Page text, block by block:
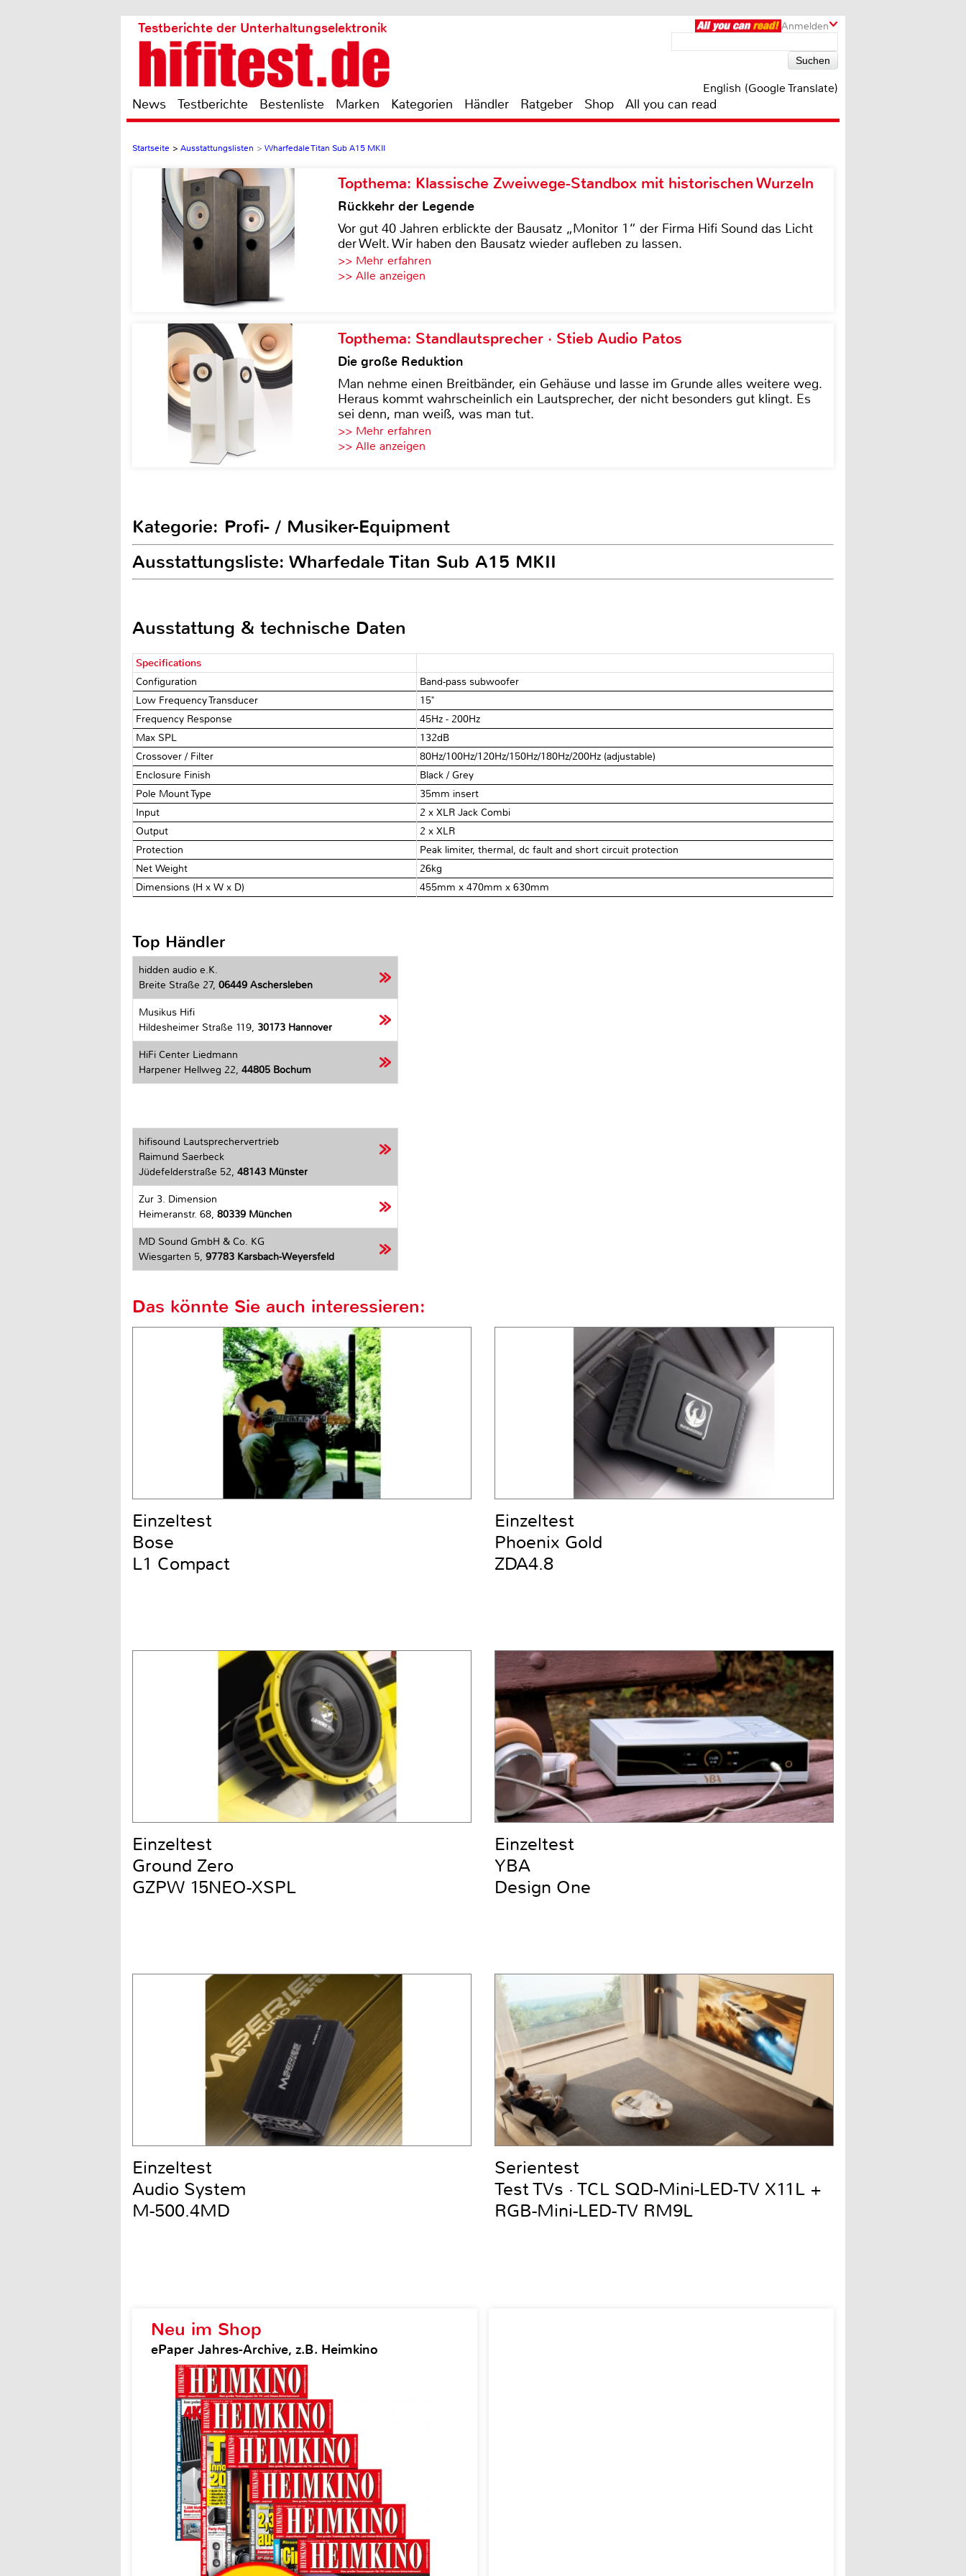
Anmelden
Testberichte der Unterhaltungselektronik
English (Google Translate)
News Testberichte Bestenliste Marken Kategorien Händler Ratgeber Shop All you can read
Startseite > Ausstattungslisten > Wharfedale Titan Sub A15 MKII
Topthema: Klassische Zweiwege-Standbox mit historischen Wurzeln
Rückkehr der Legende
Vor gut 40 Jahren erblickte der Bausatz „Monitor 1“ der Firma Hifi Sound das Licht
der Welt. Wir haben den Bausatz wieder aufleben zu lassen.
>> Mehr erfahren
>> Alle anzeigen
Topthema: Standlautsprecher · Stieb Audio Patos
Die große Reduktion
Man nehme einen Breitbänder, ein Gehäuse und lasse im Grunde alles weitere weg.
Heraus kommt wahrscheinlich ein Lautsprecher, der nicht besonders gut klingt. Es
sei denn, man weiß, was man tut.
>> Mehr erfahren
>> Alle anzeigen
Kategorie: Profi- / Musiker-Equipment
Ausstattungsliste: Wharfedale Titan Sub A15 MKII
Ausstattung & technische Daten
Specifications
Configuration
Band-pass subwoofer
Low Frequency Transducer
15"
Frequency Response
45Hz - 200Hz
Max SPL
132dB
Crossover / Filter
80Hz/100Hz/120Hz/150Hz/180Hz/200Hz (adjustable)
Enclosure Finish
Black / Grey
Pole Mount Type
35mm insert
Input
2 x XLR Jack Combi
Output
2 x XLR
Protection
Peak limiter, thermal, dc fault and short circuit protection
Net Weight
26kg
Dimensions (H x W x D)
455mm x 470mm x 630mm
Top Händler
hidden audio e.K.
Breite Straße 27, 06449 Aschersleben
Musikus Hifi
Hildesheimer Straße 119, 30173 Hannover
HiFi Center Liedmann
Harpener Hellweg 22, 44805 Bochum
hifisound Lautsprechervertrieb
Raimund Saerbeck
Jüdefelderstraße 52, 48143 Münster
Zur 3. Dimension
Heimeranstr. 68, 80339 München
MD Sound GmbH & Co. KG
Wiesgarten 5, 97783 Karsbach-Weyersfeld
Neu im Shop
ePaper Jahres-Archive, z.B. Heimkino
Das könnte Sie auch interessieren:
Einzeltest
Bose
L1 Compact
Einzeltest
Phoenix Gold
ZDA4.8
Einzeltest
Ground Zero
GZPW 15NEO-XSPL
Einzeltest
YBA
Design One
Einzeltest
Audio System
M-500.4MD
Serientest
Test TVs · TCL SQD-Mini-LED-TV X11L +
RGB-Mini-LED-TV RM9L